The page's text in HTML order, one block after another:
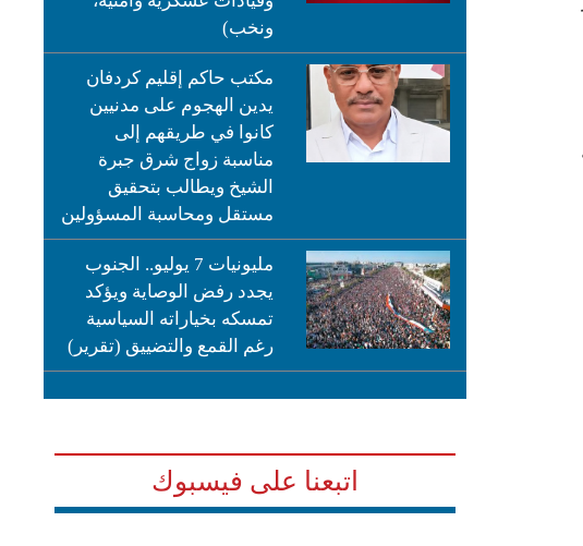
ونخب)
مكتب حاكم إقليم كردفان
يدين الهجوم على مدنيين
كانوا في طريقهم إلى
مناسبة زواج شرق جبرة
الشيخ ويطالب بتحقيق
مستقل ومحاسبة المسؤولين
مليونيات 7 يوليو.. الجنوب
يجدد رفض الوصاية ويؤكد
تمسكه بخياراته السياسية
رغم القمع والتضييق (تقرير)
اتبعنا على فيسبوك